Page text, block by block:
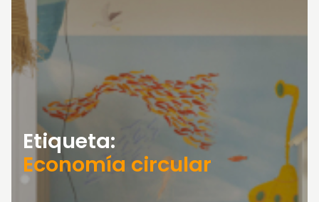
Etiqueta:
Economía circular